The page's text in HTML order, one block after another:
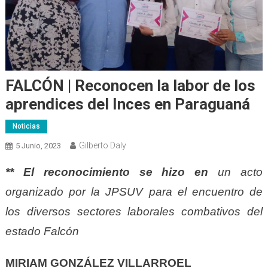
FALCÓN | Reconocen la labor de los
aprendices del Inces en Paraguaná
Noticias
5 Junio, 2023 Gilberto Daly
** El reconocimiento se hizo enun acto
organizado por la JPSUV para el encuentro de
los diversos sectores laborales combativos del
estado Falcón
MIRIAM GONZÁLEZ VILLARROEL